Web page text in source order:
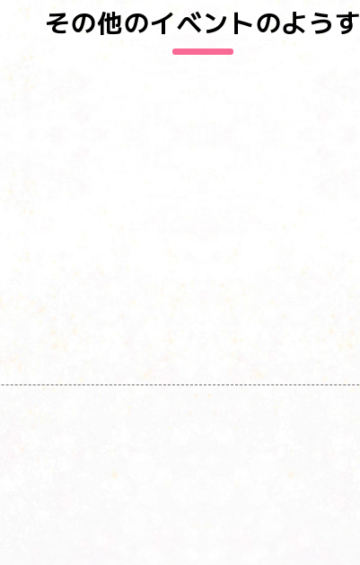
その他のイベントのようす